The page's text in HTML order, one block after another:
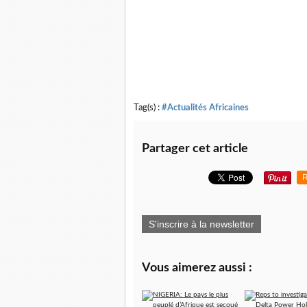
Tag(s) : #Actualités Africaines
Partager cet article
S'inscrire à la newsletter
Vous aimerez aussi :